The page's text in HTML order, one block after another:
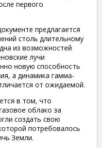
первого
предлагается
столь длительному
из возможностей
лучи
новую способность
а динамика гамма-
от ожидаемой.
в том, что
облако за
создать свою
потребовалось
Земли.